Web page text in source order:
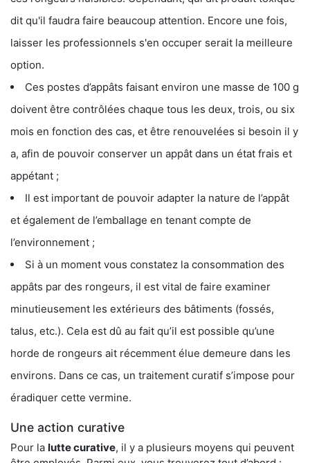
dit qu'il faudra faire beaucoup attention. Encore une fois,
laisser les professionnels s'en occuper serait la meilleure
option.
Ces postes d’appâts faisant environ une masse de 100 g
doivent être contrôlées chaque tous les deux, trois, ou six
mois en fonction des cas, et être renouvelées si besoin il y
a, afin de pouvoir conserver un appât dans un état frais et
appétant ;
Il est important de pouvoir adapter la nature de l’appât
et également de l’emballage en tenant compte de
l’environnement ;
Si à un moment vous constatez la consommation des
appâts par des rongeurs, il est vital de faire examiner
minutieusement les extérieurs des bâtiments (fossés,
talus, etc.). Cela est dû au fait qu’il est possible qu’une
horde de rongeurs ait récemment élue demeure dans les
environs. Dans ce cas, un traitement curatif s’impose pour
éradiquer cette vermine.
Une action curative
Pour la lutte curative, il y a plusieurs moyens qui peuvent